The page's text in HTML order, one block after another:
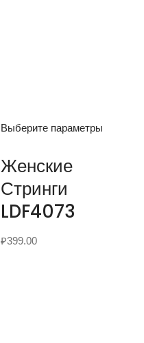
Выберите параметры
Женские
Стринги
LDF4073
₽399.00